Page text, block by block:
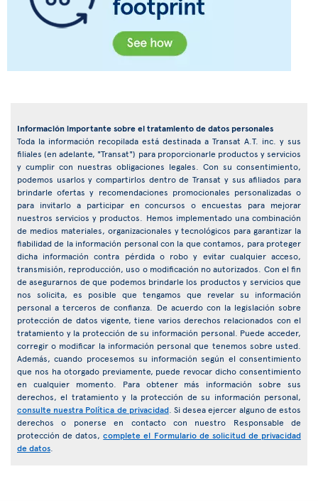
Información importante sobre el tratamiento de datos personales
Toda la información recopilada está destinada a Transat A.T. inc. y sus
filiales (en adelante, "Transat") para proporcionarle productos y servicios
y cumplir con nuestras obligaciones legales. Con su consentimiento,
podemos usarlos y compartirlos dentro de Transat y sus afiliados para
brindarle ofertas y recomendaciones promocionales personalizadas o
para invitarlo a participar en concursos o encuestas para mejorar
nuestros servicios y productos. Hemos implementado una combinación
de medios materiales, organizacionales y tecnológicos para garantizar la
fiabilidad de la información personal con la que contamos, para proteger
dicha información contra pérdida o robo y evitar cualquier acceso,
transmisión, reproducción, uso o modificación no autorizados. Con el fin
de asegurarnos de que podemos brindarle los productos y servicios que
nos solicita, es posible que tengamos que revelar su información
personal a terceros de confianza. De acuerdo con la legislación sobre
protección de datos vigente, tiene varios derechos relacionados con el
tratamiento y la protección de su información personal. Puede acceder,
corregir o modificar la información personal que tenemos sobre usted.
Además, cuando procesemos su información según el consentimiento
que nos ha otorgado previamente, puede revocar dicho consentimiento
en cualquier momento. Para obtener más información sobre sus
derechos, el tratamiento y la protección de su información personal,
consulte nuestra Política de privacidad. Si desea ejercer alguno de estos
derechos o ponerse en contacto con nuestro Responsable de
protección de datos,complete el Formulario de solicitud de privacidad
de datos